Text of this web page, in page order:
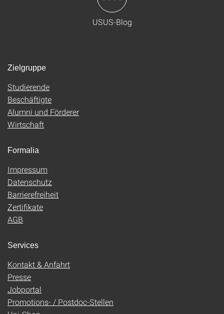
USUS-Blog
Zielgruppe
Studierende
Beschäftigte
Alumni und Förderer
Wirtschaft
Formalia
Impressum
Datenschutz
Barrierefreiheit
Zertifikate
AGB
Services
Kontakt & Anfahrt
Presse
Jobportal
Promotions- / Postdoc-Stellen